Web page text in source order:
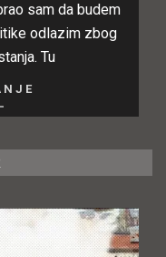
sam da budem
odlazim zbog
Tu